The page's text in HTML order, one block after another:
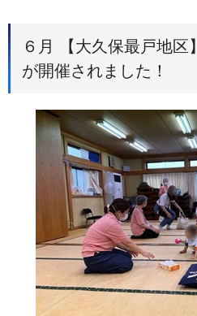
６月 【大久保最戸地区
が開催されました！